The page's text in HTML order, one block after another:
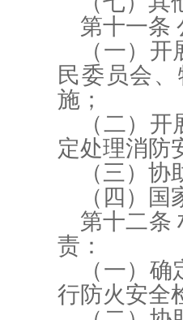
第十一条
（一）
民委员会
施；
（二）
定处理消防
（三）
（四）
第十二条
责：
（一）
行防火安全